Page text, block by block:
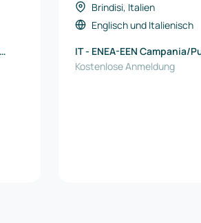
Brindisi, Italien
Englischund Italienisch
IT - ENEA-EEN Campania/
Kostenlose Anmeldung